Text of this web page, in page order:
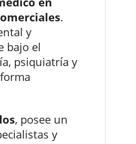
.
y
bajo el
psiquiatría y
, posee un
y